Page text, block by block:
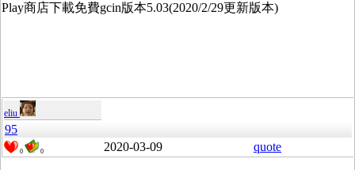
Play商店下載免費gcin版本5.03(2020/2/29更新版本)
eliu
95
0 0 2020-03-09 quote